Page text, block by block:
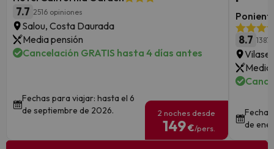
7.7 2516 opiniones
Salou, Costa Daurada
Media pensión
Cancelación GRATIS hasta 4 días antes
Fechas para viajar: hasta el 6
de septiembre de 2026.
2 noches desde
149€/pers.
8.7 1387
Media
de